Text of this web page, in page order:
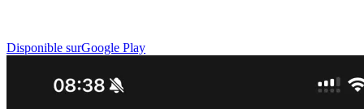
Disponible surGoogle Play